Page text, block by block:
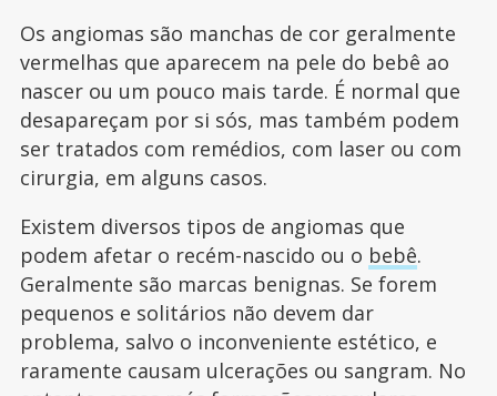
Os angiomas são manchas de cor geralmente
vermelhas que aparecem na pele do bebê ao
nascer ou um pouco mais tarde. É normal que
desapareçam por si sós, mas também podem
ser tratados com remédios, com laser ou com
cirurgia, em alguns casos.
Existem diversos tipos de angiomas que
podem afetar o recém-nascido ou o bebê.
Geralmente são marcas benignas. Se forem
pequenos e solitários não devem dar
problema, salvo o inconveniente estético, e
raramente causam ulcerações ou sangram. No